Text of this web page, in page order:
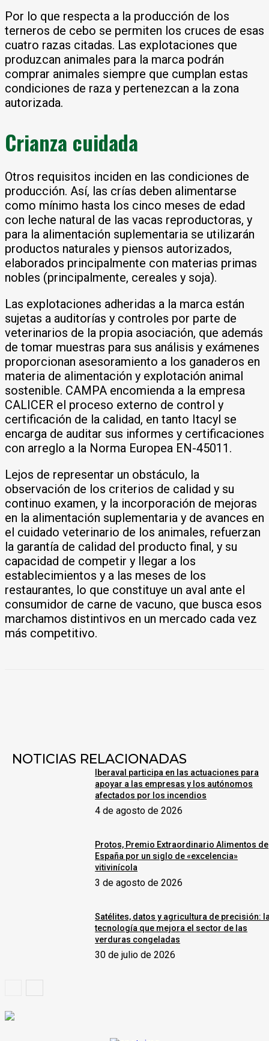
Por lo que respecta a la producción de los
terneros de cebo se permiten los cruces de esas
cuatro razas citadas. Las explotaciones que
produzcan animales para la marca podrán
comprar animales siempre que cumplan estas
condiciones de raza y pertenezcan a la zona
autorizada.
Crianza cuidada
Otros requisitos inciden en las condiciones de
producción. Así, las crías deben alimentarse
como mínimo hasta los cinco meses de edad
con leche natural de las vacas reproductoras, y
para la alimentación suplementaria se utilizarán
productos naturales y piensos autorizados,
elaborados principalmente con materias primas
nobles (principalmente, cereales y soja).
Las explotaciones adheridas a la marca están
sujetas a auditorías y controles por parte de
veterinarios de la propia asociación, que además
de tomar muestras para sus análisis y exámenes
proporcionan asesoramiento a los ganaderos en
materia de alimentación y explotación animal
sostenible. CAMPA encomienda a la empresa
CALICER el proceso externo de control y
certificación de la calidad, en tanto Itacyl se
encarga de auditar sus informes y certificaciones
con arreglo a la Norma Europea EN-45011.
Lejos de representar un obstáculo, la
observación de los criterios de calidad y su
continuo examen, y la incorporación de mejoras
en la alimentación suplementaria y de avances en
el cuidado veterinario de los animales, refuerzan
la garantía de calidad del producto final, y su
capacidad de competir y llegar a los
establecimientos y a las meses de los
restaurantes, lo que constituye un aval ante el
consumidor de carne de vacuno, que busca esos
marchamos distintivos en un mercado cada vez
más competitivo.
NOTICIAS RELACIONADAS
Iberaval participa en las actuaciones para
apoyar a las empresas y los autónomos
afectados por los incendios
4 de agosto de 2026
Protos, Premio Extraordinario Alimentos de
España por un siglo de «excelencia»
vitivinícola
3 de agosto de 2026
Satélites, datos y agricultura de precisión:
tecnología que mejora el sector de las
verduras congeladas
30 de julio de 2026